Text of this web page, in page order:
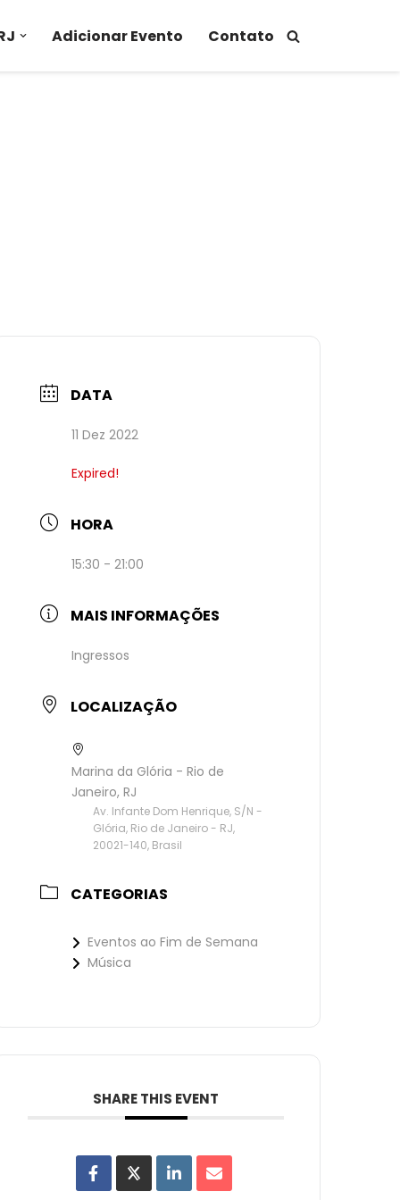
Adicionar Evento Contato
DATA
11 Dez 2022
Expired!
HORA
15:30 - 21:00
MAIS INFORMAÇÕES
Ingressos
LOCALIZAÇÃO
Marina da Glória - Rio de
Janeiro, RJ
Av. Infante Dom Henrique, S/N -
Glória, Rio de Janeiro - RJ,
20021-140, Brasil
CATEGORIAS
Eventos ao Fim de Semana
Música
SHARE THIS EVENT